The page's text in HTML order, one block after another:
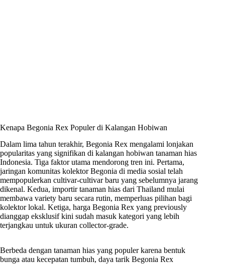
Kenapa Begonia Rex Populer di Kalangan Hobiwan
Dalam lima tahun terakhir, Begonia Rex mengalami lonjakan
popularitas yang signifikan di kalangan hobiwan tanaman hias
Indonesia. Tiga faktor utama mendorong tren ini. Pertama,
jaringan komunitas kolektor Begonia di media sosial telah
mempopulerkan cultivar-cultivar baru yang sebelumnya jarang
dikenal. Kedua, importir tanaman hias dari Thailand mulai
membawa variety baru secara rutin, memperluas pilihan bagi
kolektor lokal. Ketiga, harga Begonia Rex yang previously
dianggap eksklusif kini sudah masuk kategori yang lebih
terjangkau untuk ukuran collector-grade.
Berbeda dengan tanaman hias yang populer karena bentuk
bunga atau kecepatan tumbuh, daya tarik Begonia Rex